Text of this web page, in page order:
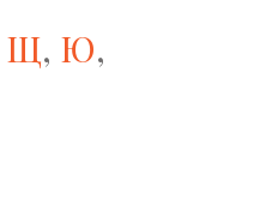
Щ, Ю,